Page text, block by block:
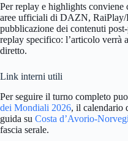
Per replay e highlights
aree ufficiali di DAZN,
pubblicazione dei contenuti
replay specifico: l’articolo verrà
diretto.
Link interni utili
Per seguire il turno completo
dei Mondiali 2026, il calendario
guida su Costa d’Avorio-
fascia serale.